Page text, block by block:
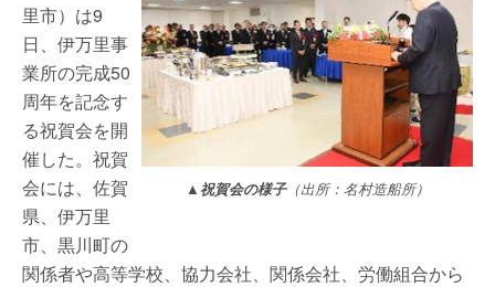
▲祝賀会の様子（出所：名村造船所）
里市）は9
日、伊万里事
業所の完成50
周年を記念す
る祝賀会を開
催した。祝賀
会には、佐賀
県、伊万里
市、黒川町の
関係者や高等学校、協力会社、関係会社、労働組合から